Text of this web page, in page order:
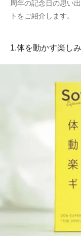
周年の記念日の思い
トをご紹介します。
1.体を動かす楽し